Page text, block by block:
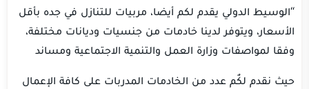
“الوسيط الدولي يقدم لكم أيضا، مربيات للتنازل في جده بأقل
الأسعار، ويتوفر لدينا خادمات من جنسيات وديانات مختلفة،
وفقا لمواصفات وزارة العمل والتنمية الاجتماعية ومساند
حيث نقدم لكٌم عدد من الخادمات المدربات على كافة الإعمال